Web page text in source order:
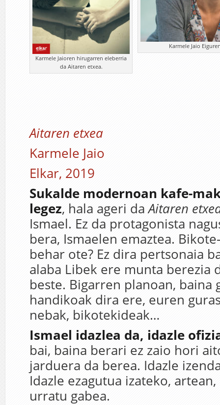
Karmele Jaioren hirugarren eleberria
da Aitaren etxea.
Karmele Jaio
Aitaren etxea
Karmele Jaio
Elkar, 2019
Sukalde modernoan kafe-
legez, hala ageri daAitaren
Ismael. Ez da protagonista
bera, Ismaelen emaztea.
behar ote? Ez dira pertsonaia
alaba Libek ere munta berezia
beste. Bigarren planoan, baina
handikoak dira ere, euren
nebak, bikotekideak…
Ismael idazlea da, idazle
bai, baina berari ez zaio hori
jarduera da berea. Idazle
Idazle ezagutua izateko,
urratu gabea.